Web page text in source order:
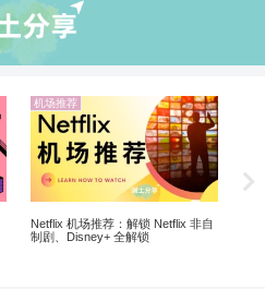
机场推荐
Netflix 机场推荐：解锁 Netflix 非自
制剧、Disney+ 全解锁